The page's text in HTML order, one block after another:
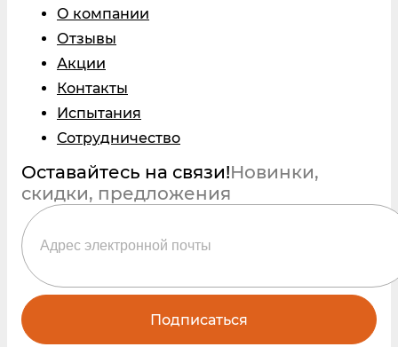
О компании
Отзывы
Акции
Контакты
Испытания
Сотрудничество
Оставайтесь на связи!Новинки,
скидки, предложения
Подписаться